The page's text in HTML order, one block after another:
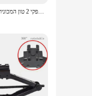
toolkit. Its
it to
to 2 tons,
or
1 סט 2 טון מכונת מתקפלת ג 'ק מופעל ביד סוג אופקי 2 טון המכונית כלי תיקון צמיג